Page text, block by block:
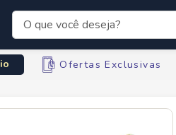
O que você deseja?
Ofertas Exclusivas
Termos mais buscados
leite
3º
cerveja